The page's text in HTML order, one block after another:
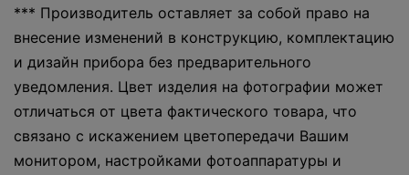
*** Производитель оставляет за собой право на
внесение изменений в конструкцию, комплектацию
и дизайн прибора без предварительного
уведомления. Цвет изделия на фотографии может
отличаться от цвета фактического товара, что
связано с искажением цветопередачи Вашим
монитором, настройками фотоаппаратуры и